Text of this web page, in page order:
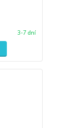
3-7 dní